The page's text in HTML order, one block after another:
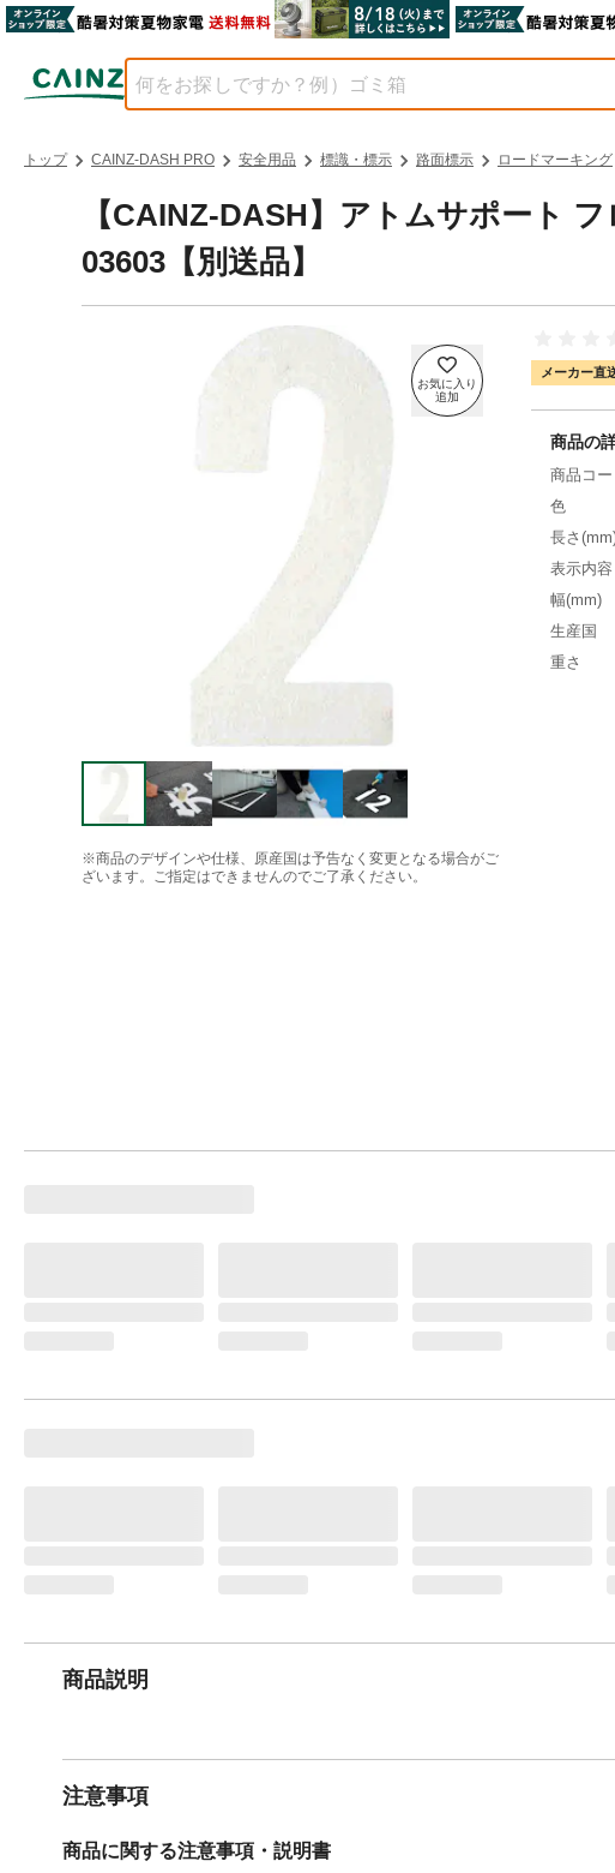
トップ CAINZ-DASH PRO 安全用品 標識・標示 路面標示 ロードマーキング
【CAINZ-DASH】アトムサポート
03603【別送品】
※商品のデザインや仕様、原産国は予告なく変更となる場合がご
ざいます。ご指定はできませんのでご了承ください。
メーカー直
商品の
商品コー
色
長さ
表示内容
幅(mm)
生産国
重さ
商品説明
注意事項
商品に関する注意事項・説明書